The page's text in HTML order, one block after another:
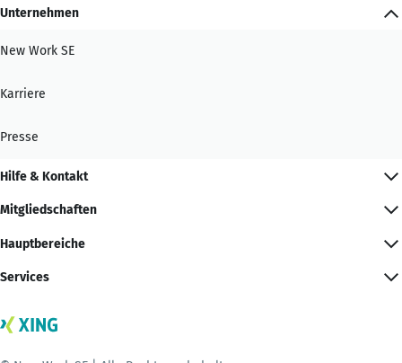
Unternehmen
New Work SE
Karriere
Presse
Hilfe & Kontakt
Mitgliedschaften
Hauptbereiche
Services